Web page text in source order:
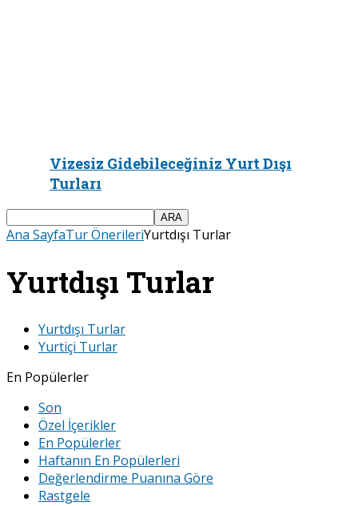
Vizesiz Gidebileceğiniz Yurt Dışı
Turları
Ana SayfaTur ÖnerileriYurtdışı Turlar
Yurtdışı Turlar
Yurtdışı Turlar
Yurtiçi Turlar
En Popülerler
Son
Özel İçerikler
En Popülerler
Haftanın En Popülerleri
Değerlendirme Puanına Göre
Rastgele